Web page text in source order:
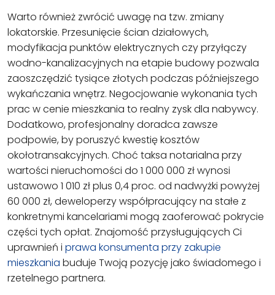
Warto również zwrócić uwagę na tzw. zmiany
lokatorskie. Przesunięcie ścian działowych,
modyfikacja punktów elektrycznych czy przyłączy
wodno-kanalizacyjnych na etapie budowy pozwala
zaoszczędzić tysiące złotych podczas późniejszego
wykańczania wnętrz. Negocjowanie wykonania tych
prac w cenie mieszkania to realny zysk dla nabywcy.
Dodatkowo, profesjonalny doradca zawsze
podpowie, by poruszyć kwestię kosztów
okołotransakcyjnych. Choć taksa notarialna przy
wartości nieruchomości do 1 000 000 zł wynosi
ustawowo 1 010 zł plus 0,4 proc. od nadwyżki powyżej
60 000 zł, deweloperzy współpracujący na stałe z
konkretnymi kancelariami mogą zaoferować pokrycie
części tych opłat. Znajomość przysługujących Ci
uprawnień i prawa konsumenta przy zakupie
mieszkania buduje Twoją pozycję jako świadomego i
rzetelnego partnera.